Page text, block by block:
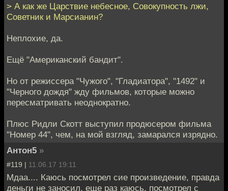
> А как же Царствие небесное, Совокупность лжи,
Советник и Марсианин?
Неплохие, да.
Ещё "Американский бандит".
Но от режиссера "Чужого", "Гладиатора", "1492" и
"Черного дождя" жду фильмов, которые можно
пересматривать неоднократно.
Плюс Ридли Скотт выступил продюсером фильма
"Номер 44", чем, на мой взгляд, замарался изрядно.
Антон5 »
#119 | 11.06.17 19:11
Мдаа.... Каюсь посмотрел сие произведение, правда
деньги не заносил, еще раз каюсь, посмотрел с